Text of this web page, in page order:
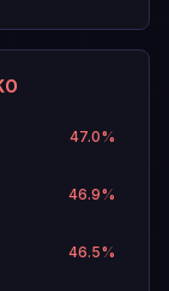
47.0%
46.9%
46.5%